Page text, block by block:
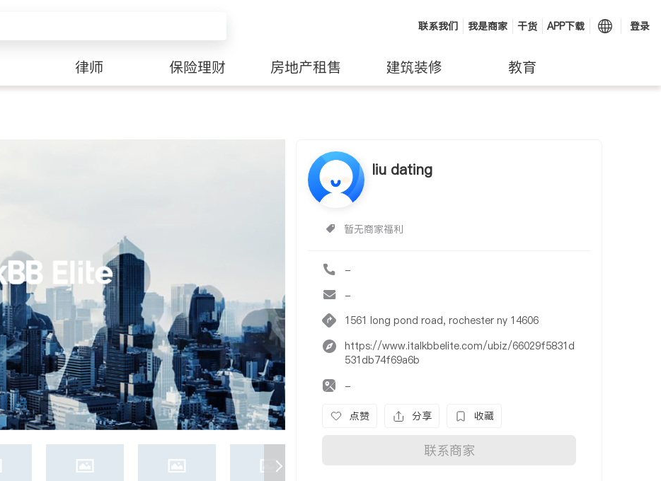
联系我们 我是商家 干货 APP下载 登录
律师 保险理财 房地产租售 建筑装修 教育
liu dating
暂无商家福利
-
-
1561 long pond road, rochester ny 14606
https://www.italkbbelite.com/ubiz/66029f5831d
531db74f69a6b
-
点赞 分享 收藏
联系商家